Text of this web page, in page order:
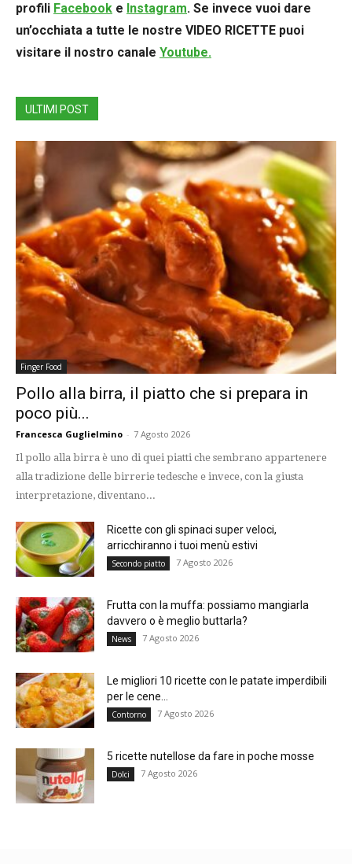
profili Facebook e Instagram. Se invece vuoi dare
un’occhiata a tutte le nostre VIDEO RICETTE puoi
visitare il nostro canale Youtube.
ULTIMI POST
Finger Food
Pollo alla birra, il piatto che si prepara in
poco più...
Francesca Guglielmino - 7 Agosto 2026
Il pollo alla birra è uno di quei piatti che sembrano appartenere
alla tradizione delle birrerie tedesche e invece, con la giusta
interpretazione, diventano...
Ricette con gli spinaci super veloci,
arricchiranno i tuoi menù estivi
Secondo piatto 7 Agosto 2026
Frutta con la muffa: possiamo mangiarla
davvero o è meglio buttarla?
News 7 Agosto 2026
Le migliori 10 ricette con le patate imperdibili
per le cene...
Contorno 7 Agosto 2026
5 ricette nutellose da fare in poche mosse
Dolci 7 Agosto 2026